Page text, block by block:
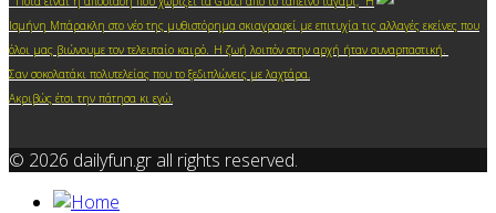
Ισμήνη Μπάρακλη στο νέο της μυθιστόρημα σκιαγραφεί με επιτυχία τις αλλαγές εκείνες που
όλοι μας βιώνουμε τον τελευταίο καιρό. Η ζωή λοιπόν στην αρχή ήταν συναρπαστική.
Σαν σοκολατάκι πολυτελείας που το ξεδιπλώνεις με λαχτάρα.
Ακριβώς έτσι την πάτησα κι εγώ.
© 2026 dailyfun.gr all rights reserved.